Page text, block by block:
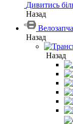
Дивитись
Назад
Назад
Назад